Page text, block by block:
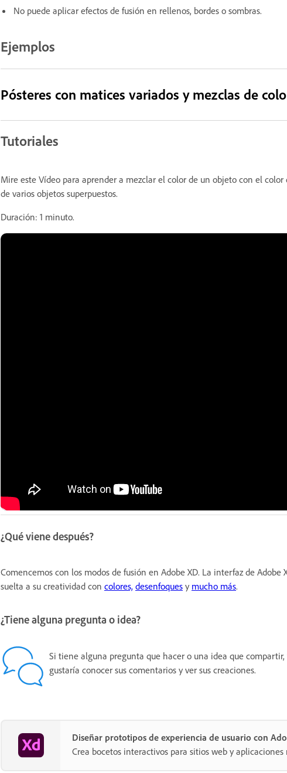
No puede aplicar efectos de fusión en rellenos, bordes o sombras.
Ejemplos
Pósteres con matices variados y mezclas de
Tutoriales
Mire este Vídeo para aprender a mezclar el color de un objeto con el
de varios objetos superpuestos.
Duración: 1 minuto.
¿Qué viene después?
Comencemos con los modos de fusión en Adobe XD. La interfaz de
suelta a su creatividad con colores, desenfoques y mucho más.
¿Tiene alguna pregunta o idea?
Si tiene alguna pregunta que hacer o una idea que
gustaría conocer sus comentarios y ver sus creaciones.
Diseñar prototipos de experiencia de usuario con
Crea bocetos interactivos para sitios web y aplicaciones